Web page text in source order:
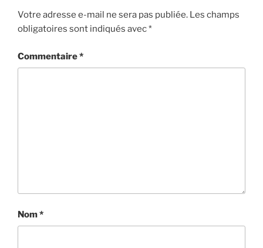
Votre adresse e-mail ne sera pas publiée. Les champs
obligatoires sont indiqués avec*
Commentaire*
Nom*